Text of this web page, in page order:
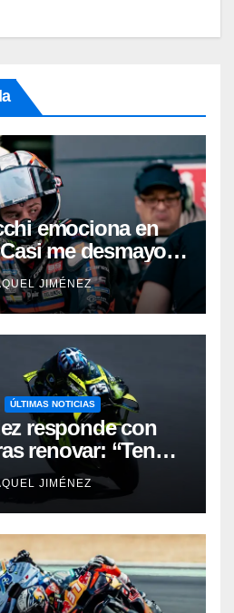
emociona en
me desmayo,
vale muchísimo”
JIMÉNEZ
ÚLTIMAS NOTICIAS
responde con
renovar: “Tengo
barrera mental
luchando
JIMÉNEZ